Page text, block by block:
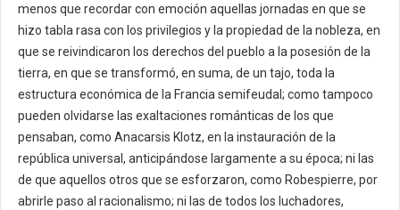
menos que recordar con emoción aquellas jornadas en que se
hizo tabla rasa con los privilegios y la propiedad de la nobleza, en
que se reivindicaron los derechos del pueblo a la posesión de la
tierra, en que se transformó, en suma, de un tajo, toda la
estructura económica de la Francia semifeudal; como tampoco
pueden olvidarse las exaltaciones románticas de los que
pensaban, como Anacarsis Klotz, en la instauración de la
república universal, anticipándose largamente a su época; ni las
de que aquellos otros que se esforzaron, como Robespierre, por
abrirle paso al racionalismo; ni las de todos los luchadores,